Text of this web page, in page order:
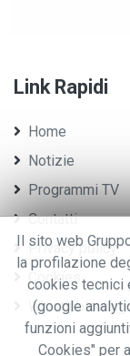
Link Rapidi
Home
Notizie
Programmi TV
Contatti
Privacy policy
Cookies
Whistleblowing
Il sito web
la profilazione
cookies tecnici
(google
funzioni
Cookies" per